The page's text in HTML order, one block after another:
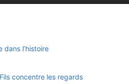
dans l’histoire
concentre les regards